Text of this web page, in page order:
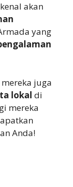
akan
yang
juga
lokal di
mereka
Anda!